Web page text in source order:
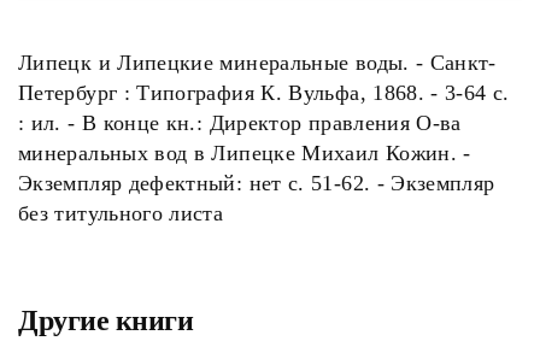
Липецк и Липецкие минеральные воды. - Санкт-
Петербург : Типография К. Вульфа, 1868. - 3-64 с.
: ил. - В конце кн.: Директор правления О-ва
минеральных вод в Липецке Михаил Кожин. -
Экземпляр дефектный: нет с. 51-62. - Экземпляр
без титульного листа
Другие книги